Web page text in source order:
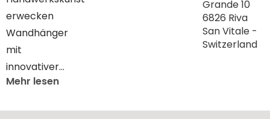
erwecken
Wandhänger
mit
innovativer…
Mehr lesen
Grande 10
6826 Riva
San Vitale -
Switzerland